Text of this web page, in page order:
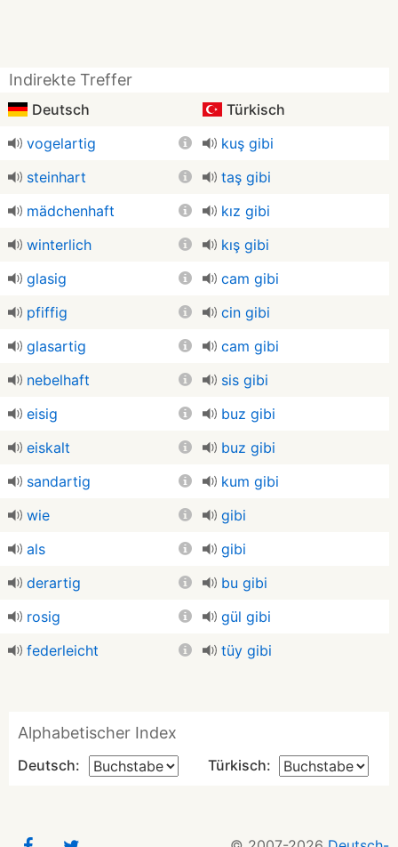
Indirekte Treffer
Deutsch
Türkisch
vogelartig
kuş gibi
steinhart
taş gibi
mädchenhaft
kız gibi
winterlich
kış gibi
glasig
cam gibi
pfiffig
cin gibi
glasartig
cam gibi
nebelhaft
sis gibi
eisig
buz gibi
eiskalt
buz gibi
sandartig
kum gibi
wie
gibi
als
gibi
derartig
bu gibi
rosig
gül gibi
federleicht
tüy gibi
Alphabetischer Index
Deutsch: Türkisch: